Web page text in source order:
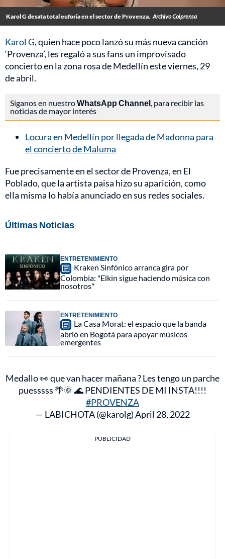
Karol G desata total euforia en el sector de Provenza. Archivo Colprensa
Karol G, quien hace poco lanzó su más nueva canción
‘Provenza’, les regaló a sus fans un improvisado
concierto en la zona rosa de Medellín este viernes, 29
de abril.
Síganos en nuestroWhatsApp Channel, para recibir las
noticias de mayor interés
Locura en Medellín por llegada de Madonna para
el concierto de Maluma
Fue precisamente en el sector de Provenza, en El
Poblado, que la artista paisa hizo su aparición, como
ella misma lo había anunciado en sus redes sociales.
Últimas Noticias
ENTRETENIMIENTO
Kraken Sinfónico arranca gira por
Colombia: "Elkin sigue haciendo música con
nosotros"
ENTRETENIMIENTO
La Casa Morat: el espacio que la banda
abrió en Bogotá para apoyar músicos
emergentes
Medallo 👀 que van hacer mañana ? Les tengo un parche
puesssss 🌴🌞 🌊 PENDIENTES DE MI INSTA!!!!
#PROVENZA
— LABICHOTA (@karolg)April 28, 2022
PUBLICIDAD